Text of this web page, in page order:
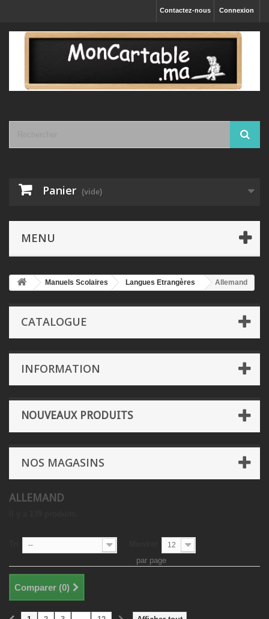
Connexion
Contactez-nous
Panier (vide)
MENU
Manuels Scolaires Langues Etrangères Allemand
CATALOGUE
INFORMATION
NOUVEAUX PRODUITS
NOS MAGASINS
ALLEMAND
-- 12
par page
Comparer (0)